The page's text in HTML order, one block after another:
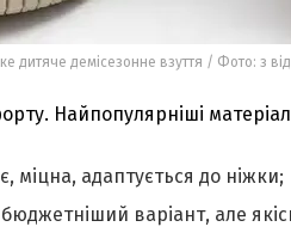
дитяче демісезонне взуття / Фото: з
Найпопулярніші
міцна, адаптується до ніжки;
варіант, але